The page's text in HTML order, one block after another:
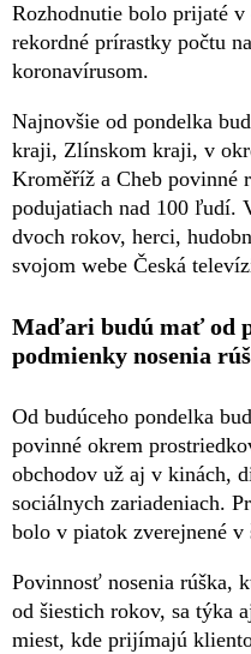
Rozhodnutie bolo prijaté
rekordné prírastky počtu
koronavírusom.
Najnovšie od pondelka
kraji, Zlínskom kraji, v
Kroměříž a Cheb povinné
podujatiach nad 100 ľudí.
dvoch rokov, herci,
svojom webe Česká
Maďari budú mať od
podmienky nosenia
Od budúceho pondelka
povinné okrem
obchodov už aj v kinách,
sociálnych zariadeniach.
bolo v piatok zverejnené v
Povinnosť nosenia rúška,
od šiestich rokov, sa týka
miest, kde prijímajú